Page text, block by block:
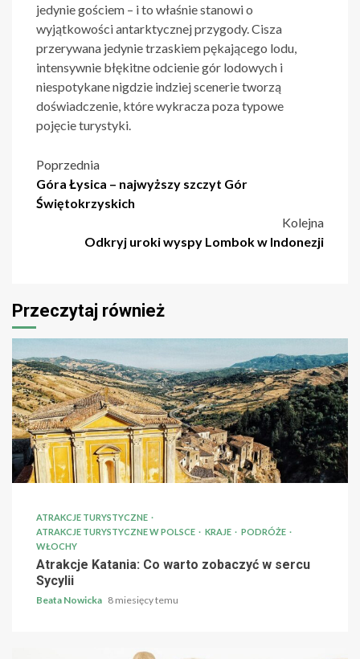
jedynie gościem – i to właśnie stanowi o
wyjątkowości antarktycznej przygody. Cisza
przerywana jedynie trzaskiem pękającego lodu,
intensywnie błękitne odcienie gór lodowych i
niespotykane nigdzie indziej scenerie tworzą
doświadczenie, które wykracza poza typowe
pojęcie turystyki.
Nawigacja
wpisu
Poprzednia
Góra Łysica – najwyższy szczyt Gór
Świętokrzyskich
Kolejna
Odkryj uroki wyspy Lombok w Indonezji
Przeczytaj również
ATRAKCJE TURYSTYCZNE
ATRAKCJE TURYSTYCZNE W POLSCE
KRAJE
PODRÓŻE
WŁOCHY
Atrakcje Katania: Co warto zobaczyć w sercu
Sycylii
Beata Nowicka 8 miesięcy temu